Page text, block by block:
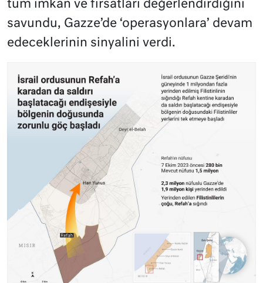
tüm imkan ve fırsatları değerlendirdiğini
savundu, Gazze’de ‘operasyonlara’ devam
edeceklerinin sinyalini verdi.